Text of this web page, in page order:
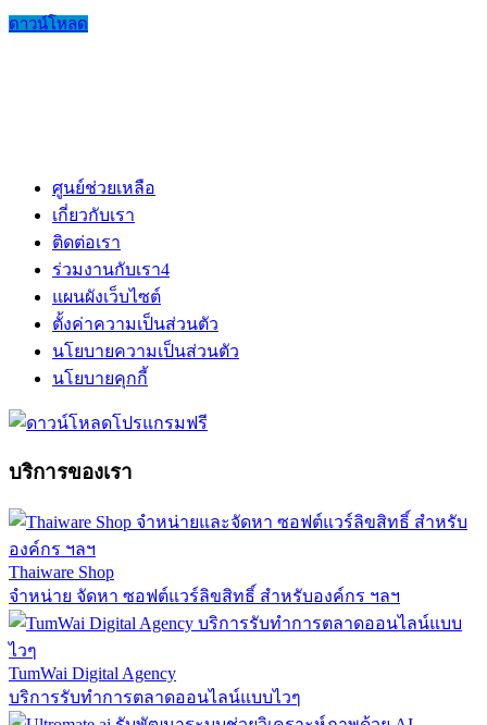
ดาวน์โหลด
ศูนย์ช่วยเหลือ
เกี่ยวกับเรา
ติดต่อเรา
ร่วมงานกับเรา4
แผนผังเว็บไซต์
ตั้งค่าความเป็นส่วนตัว
นโยบายความเป็นส่วนตัว
นโยบายคุกกี้
บริการของเรา
Thaiware Shop
จำหน่าย จัดหา ซอฟต์แวร์ลิขสิทธิ์ สำหรับองค์กร ฯลฯ
TumWai Digital Agency
บริการรับทำการตลาดออนไลน์แบบไวๆ